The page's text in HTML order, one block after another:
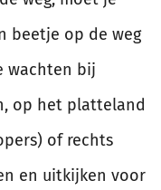
beetje op de weg
wachten bij
op het platteland
of rechts
en uitkijken voor